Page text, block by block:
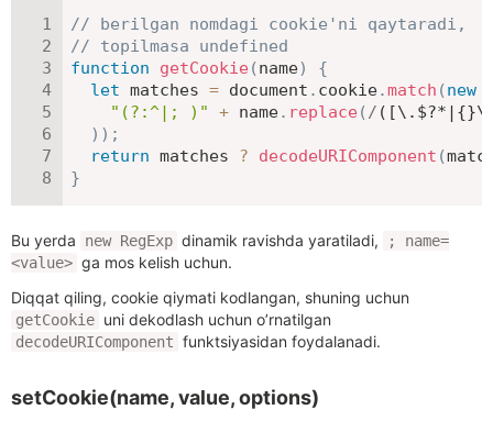
// berilgan nomdagi cookie'ni qaytaradi,
// topilmasa undefined
function
getCookie (name)
{
let matches = document . cookie.match (new
"(?:^|; )"
+ name. replace (/
) ) ;
return matches ? decodeURIComponent (
}
Bu yerda new RegExp dinamik ravishda yaratiladi,
; name=
<value> ga mos kelish uchun.
Diqqat qiling, cookie qiymati kodlangan, shuning uchun
getCookie uni dekodlash uchun o’rnatilgan
decodeURIComponent funktsiyasidan foydalanadi.
setCookie(name, value, options)